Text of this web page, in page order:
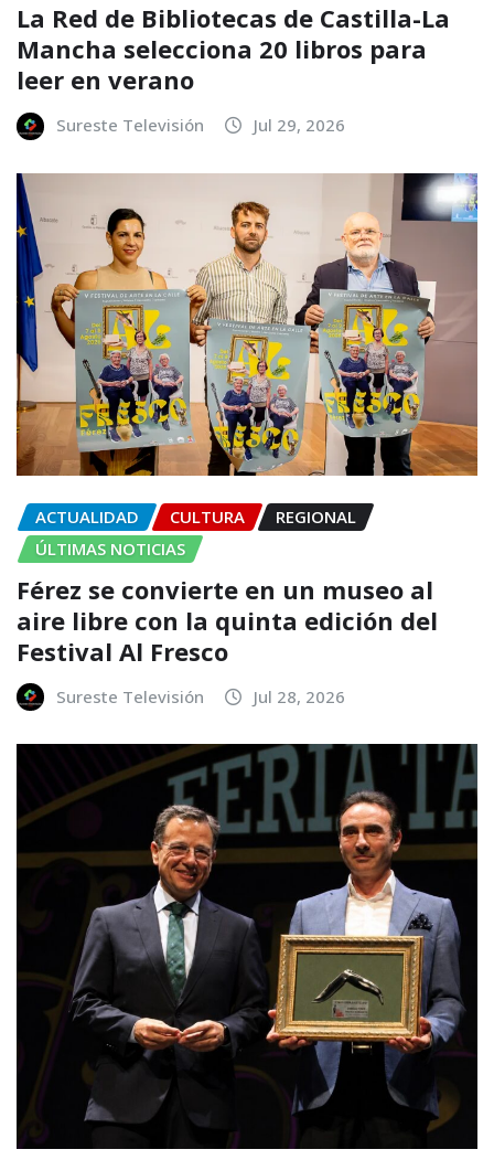
La Red de Bibliotecas de Castilla-La
Mancha selecciona 20 libros para
leer en verano
Sureste Televisión Jul 29, 2026
ACTUALIDAD CULTURA
REGIONAL
ÚLTIMAS NOTICIAS
Férez se convierte en un museo al
aire libre con la quinta edición del
Festival Al Fresco
Sureste Televisión Jul 28, 2026